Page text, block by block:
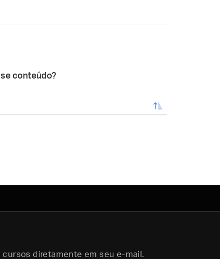
conteúdo?
enviar
diretamente em seu e-mail.